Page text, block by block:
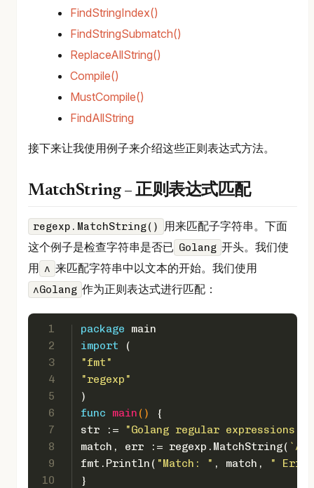
FindStringIndex()
FindStringSubmatch()
ReplaceAllString()
Compile()
MustCompile()
FindAllString
接下来让我使用例子来介绍这些正则表达式方法。
MatchString – 正则表达式匹配
regexp.MatchString()
用来匹配子字符串。下面
这个例子是检查字符串是否已 Golang 开头。我们使
用 ^ 来匹配字符串中以文本的开始。我们使用
^Golang 作为正则表达式进行匹配：
1
2
3
4
5
6
7
8
9
10
package main
import (
"fmt"
"regexp"
)
func
main ()
{
str :=
"Golang regular expressions
match, err := regexp.MatchString(
fmt.Println( "Match: " , match,
"
}